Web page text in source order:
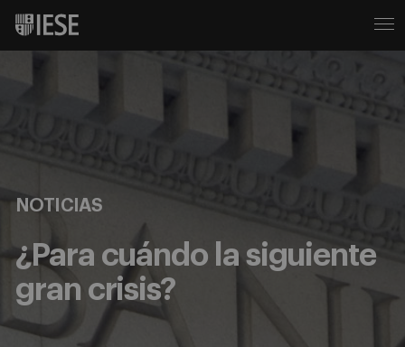
NOTICIAS
¿Para cuándo la siguiente
gran crisis?